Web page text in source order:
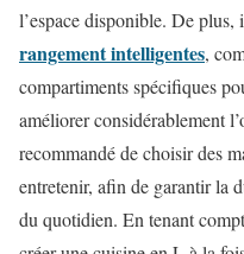
l’espace disponible. De plus,
rangement intelligentes,
compartiments spécifiques
améliorer considérablement
recommandé de choisir des
entretenir, afin de garantir la
du quotidien. En tenant